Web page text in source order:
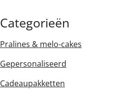
Categorieën
Pralines & melo-cakes
Gepersonaliseerd
Cadeaupakketten